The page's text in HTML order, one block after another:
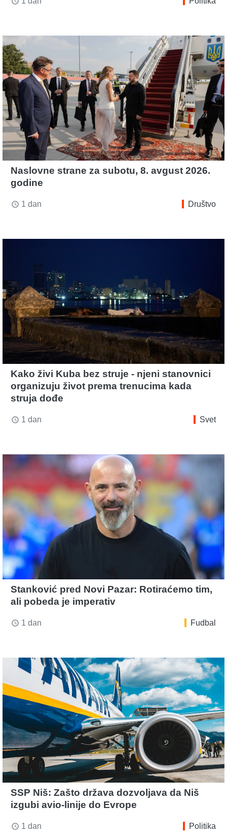
Naslovne strane za subotu, 8. avgust 2026.
godine
access_time 1 dan Društvo
Kako živi Kuba bez struje - njeni stanovnici
organizuju život prema trenucima kada
struja dođe
access_time 1 dan Svet
Stanković pred Novi Pazar: Rotiraćemo tim,
ali pobeda je imperativ
access_time 1 dan Fudbal
SSP Niš: Zašto država dozvoljava da Niš
izgubi avio-linije do Evrope
access_time 1 dan Politika